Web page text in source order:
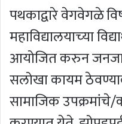
पथकाद्वारे वेगवेगळे
महाविद्यालयाच्‍या
आयोजित करुन
सलोखा कायम
सामाजिक